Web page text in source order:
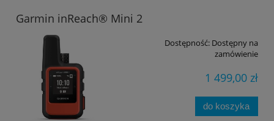
Garmin inReach® Mini 2
Dostępność: Dostępny na
zamówienie
1 499,00 zł
do koszyka